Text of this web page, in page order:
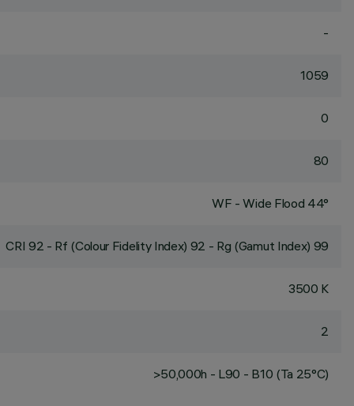
-
1059
0
80
WF - Wide Flood 44°
CRI 92 - Rf (Colour Fidelity Index) 92 - Rg (Gamut Index) 99
3500 K
2
>50,000h - L90 - B10 (Ta 25°C)